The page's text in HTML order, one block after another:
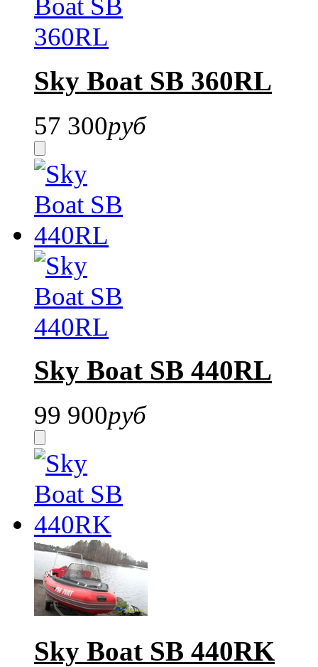
Sky Boat SB 360RL
57 300руб
Sky Boat SB 440RL
99 900руб
Sky Boat SB 440RK